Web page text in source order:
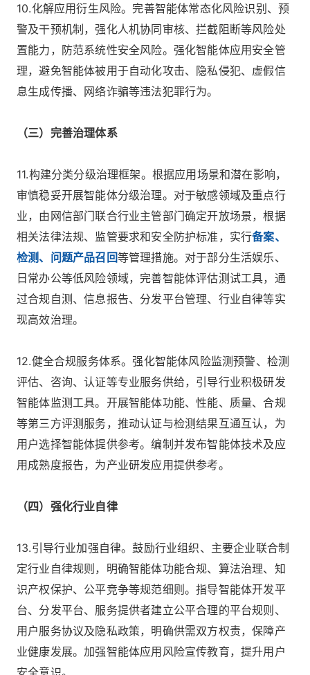
10.化解应用衍生风险。完善智能体常态化风险识别、预
警及干预机制，强化人机协同审核、拦截阻断等风险处
置能力，防范系统性安全风险。强化智能体应用安全管
理，避免智能体被用于自动化攻击、隐私侵犯、虚假信
息生成传播、网络诈骗等违法犯罪行为。
（三）完善治理体系
11.构建分类分级治理框架。根据应用场景和潜在影响，
审慎稳妥开展智能体分级治理。对于敏感领域及重点行
业，由网信部门联合行业主管部门确定开放场景，根据
相关法律法规、监管要求和安全防护标准，实行备案、
检测、问题产品召回等管理措施。对于部分生活娱乐、
日常办公等低风险领域，完善智能体评估测试工具，通
过合规自测、信息报告、分发平台管理、行业自律等实
现高效治理。
12.健全合规服务体系。强化智能体风险监测预警、检测
评估、咨询、认证等专业服务供给，引导行业积极研发
智能体监测工具。开展智能体功能、性能、质量、合规
等第三方评测服务，推动认证与检测结果互通互认，为
用户选择智能体提供参考。编制并发布智能体技术及应
用成熟度报告，为产业研发应用提供参考。
（四）强化行业自律
13.引导行业加强自律。鼓励行业组织、主要企业联合制
定行业自律规则，明确智能体功能合规、算法治理、知
识产权保护、公平竞争等规范细则。指导智能体开发平
台、分发平台、服务提供者建立公平合理的平台规则、
用户服务协议及隐私政策，明确供需双方权责，保障产
业健康发展。加强智能体应用风险宣传教育，提升用户